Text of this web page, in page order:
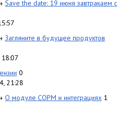
Save the date: 19 июня завтракаем с
Загляните в будущее продуктов
0
21:28
О модуле СОРМ и интеграциях 1